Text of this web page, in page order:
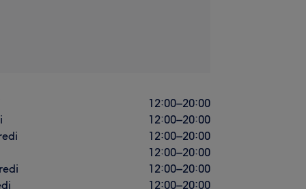
12:00–20:00
12:00–20:00
12:00–20:00
12:00–20:00
12:00–20:00
12:00–20:00